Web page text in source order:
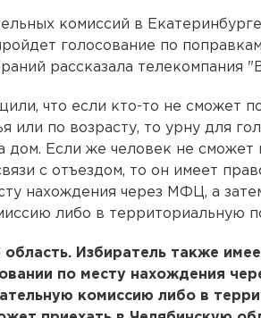
комиссий в
голосование по
рассказала телекомпания
что если кто-то не сможет
или по возрасту, то урну для
дом. Если же человек не сможет
с отъездом, то он имеет
нахождения через МФЦ, а
либо в территориальную
Избиратель также
по месту нахождения
комиссию либо в